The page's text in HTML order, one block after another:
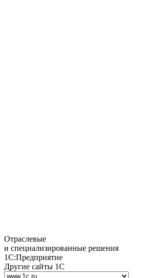
Отраслевые
и специализированные решения
1С:Предприятие
Другие сайты 1С